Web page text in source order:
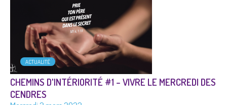
ACTUALITÉ
CHEMINS D'INTÉRIORITÉ #1 – VIVRE LE MERCREDI DES
CENDRES